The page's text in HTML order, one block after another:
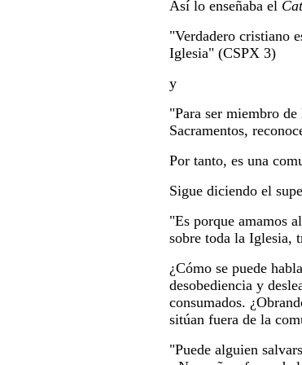
Así lo enseñaba el
"Verdadero cristiano
Iglesia" (CSPX 3)
y
"Para ser miembro
Sacramentos,
Por tanto, es una
Sigue diciendo el
"Es porque amamos
sobre toda la Iglesia,
¿Cómo se puede
desobediencia y
consumados.
sitúan fuera de la
"Puede alguien